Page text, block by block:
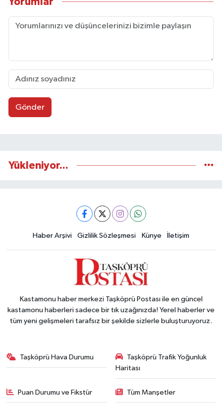
Gönder
Yükleniyor...
Haber Arşivi Gizlilik Sözleşmesi Künye İletişim
Kastamonu haber merkezi Taşköprü Postası ile en güncel
kastamonu haberleri sadece bir tık uzağınızda! Yerel haberler ve
tüm yeni gelişmeleri tarafsız bir şekilde sizlerle buluşturuyoruz.
Taşköprü Hava Durumu
Taşköprü Trafik Yoğunluk
Haritası
Puan Durumu ve Fikstür Tüm Manşetler